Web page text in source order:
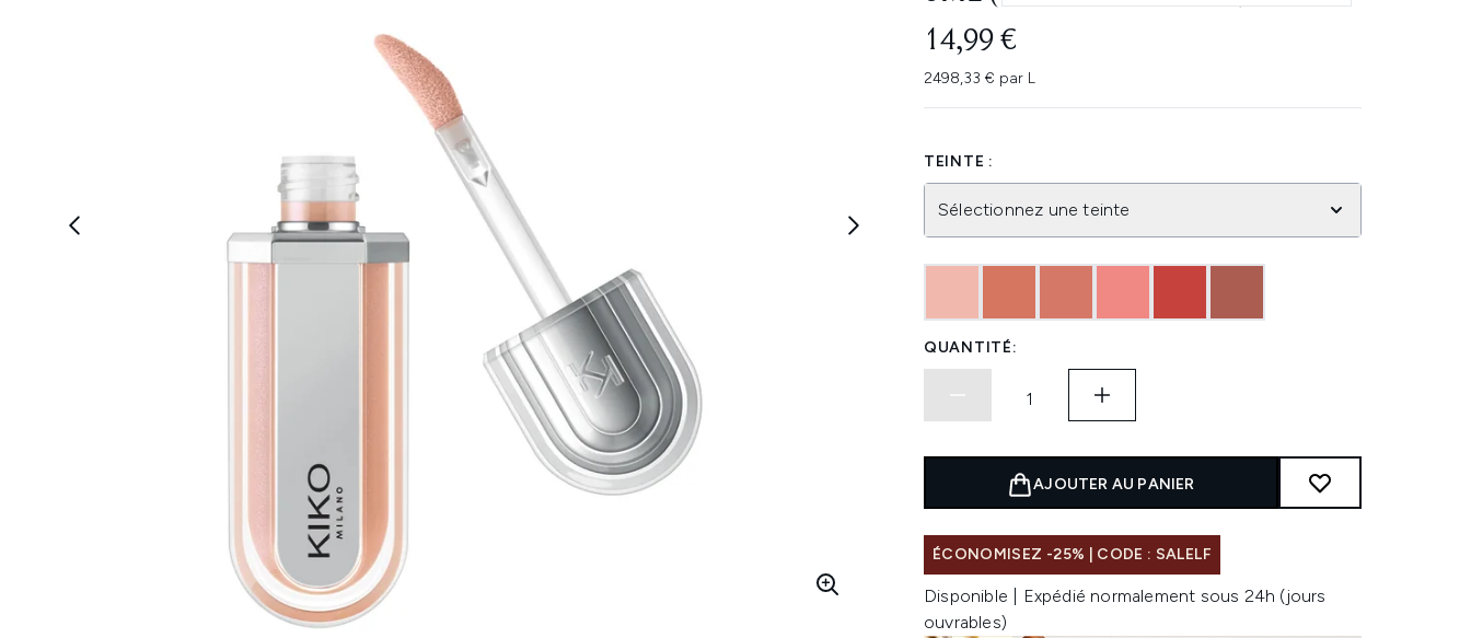
14,99 €
2498,33 € par L
TEINTE :
Sélectionnez une teinte
QUANTITÉ:
AJOUTER AU PANIER
ÉCONOMISEZ -25% | CODE : SALELF
Disponible | Expédié normalement sous 24h (jours
ouvrables)